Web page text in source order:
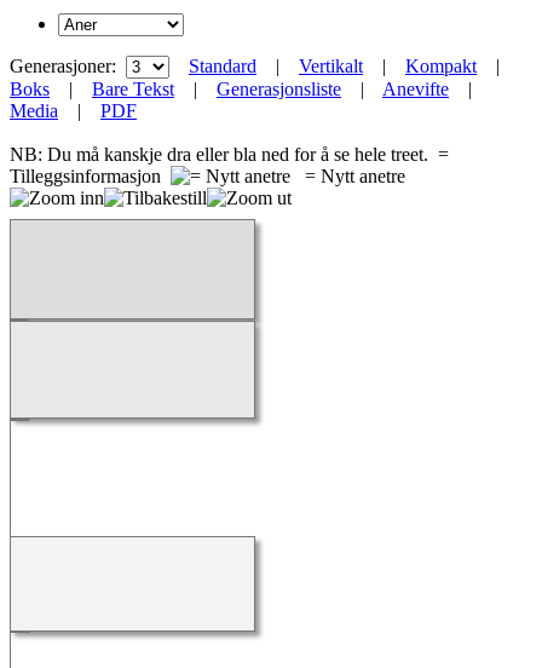
Generasjoner: Standard | Vertikalt| Kompakt|
Boks | Bare Tekst| Generasjonsliste | Anevifte |
Media | PDF
NB: Du må kanskje dra eller bla ned for å se hele treet. =
Tilleggsinformasjon
= Nytt anetre